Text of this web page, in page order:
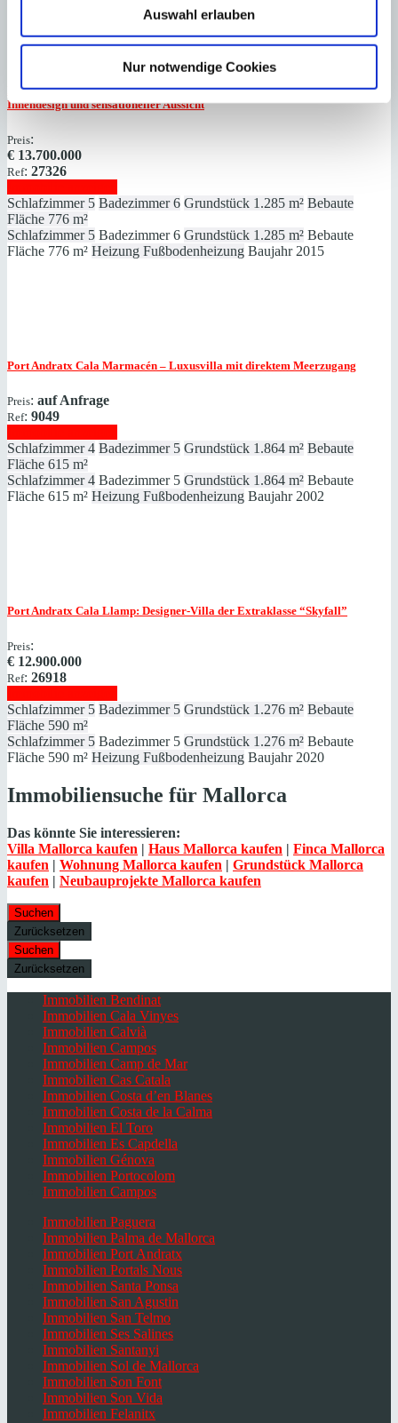
Auswahl erlauben
Nur notwendige Cookies
Port Andratx“Mon Port” – Architektur-Highlight mit exquisitem
Innendesign und sensationeller Aussicht
Preis:
€ 13.700.000
Ref: 27326
Schlafzimmer 5 Badezimmer 6 Grundstück 1.285 m² Bebaute
Fläche 776 m²
Schlafzimmer 5 Badezimmer 6 Grundstück 1.285 m² Bebaute
Fläche 776 m² Heizung Fußbodenheizung Baujahr 2015
Port Andratx Cala Marmacén – Luxusvilla mit direktem Meerzugang
Preis: auf Anfrage
Ref: 9049
Schlafzimmer 4 Badezimmer 5 Grundstück 1.864 m² Bebaute
Fläche 615 m²
Schlafzimmer 4 Badezimmer 5 Grundstück 1.864 m² Bebaute
Fläche 615 m² Heizung Fußbodenheizung Baujahr 2002
Port Andratx Cala Llamp: Designer-Villa der Extraklasse “Skyfall”
Preis:
€ 12.900.000
Ref: 26918
Schlafzimmer 5 Badezimmer 5 Grundstück 1.276 m² Bebaute
Fläche 590 m²
Schlafzimmer 5 Badezimmer 5 Grundstück 1.276 m² Bebaute
Fläche 590 m² Heizung Fußbodenheizung Baujahr 2020
Immobiliensuche für Mallorca
Das könnte Sie interessieren:
Villa Mallorca kaufen | Haus Mallorca kaufen | Finca Mallorca
kaufen | Wohnung Mallorca kaufen | Grundstück Mallorca
kaufen | Neubauprojekte Mallorca kaufen
Suchen
Zurücksetzen
Suchen
Zurücksetzen
Immobilien Bendinat
Immobilien Cala Vinyes
Immobilien Calvià
Immobilien Campos
Immobilien Camp de Mar
Immobilien Cas Catala
Immobilien Costa d’en Blanes
Immobilien Costa de la Calma
Immobilien El Toro
Immobilien Es Capdella
Immobilien Génova
Immobilien Portocolom
Immobilien Campos
Immobilien Paguera
Immobilien Palma de Mallorca
Immobilien Port Andratx
Immobilien Portals Nous
Immobilien Santa Ponsa
Immobilien San Agustin
Immobilien San Telmo
Immobilien Ses Salines
Immobilien Santanyi
Immobilien Sol de Mallorca
Immobilien Son Font
Immobilien Son Vida
Immobilien Felanitx